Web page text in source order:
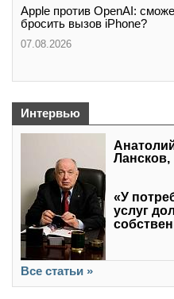
Apple против OpenAI:
бросить вызов iPhone?
07.08.2026
Интервью
Лансков,
«У
услуг
Все статьи »